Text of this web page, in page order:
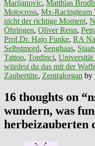
Marijanovic, Matthias
Motocross, Mx-Racingteam
nicht der richtige Moment,
Öhringen, Oliver Renn,
Prof.Dr. Hajo Funke, RA
Selbstmord, Senghaas,
Tattoo, Tordinci, Universität
würdest du das mit der
Zaubertüte, Zentralorgan by
16 thoughts on “
wundern, was
herbeizauberten